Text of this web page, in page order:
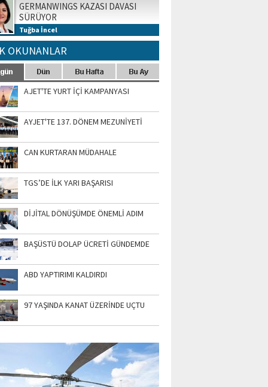
GERMANWINGS KAZASI DAVASI
SÜRÜYOR
Tuğba İncel
OKUNANLAR
AJET'TE YURT İÇİ KAMPANYASI
AYJET'TE 137. DÖNEM MEZUNİYETİ
CAN KURTARAN MÜDAHALE
TGS’DE İLK YARI BAŞARISI
DİJİTAL DÖNÜŞÜMDE ÖNEMLİ ADIM
BAŞÜSTÜ DOLAP ÜCRETİ GÜNDEMDE
ABD YAPTIRIMI KALDIRDI
97 YAŞINDA KANAT ÜZERİNDE UÇTU
AIRSHOW-2020